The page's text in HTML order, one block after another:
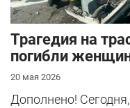
Трагедия на
погибли
20 мая 2026
Дополнено!